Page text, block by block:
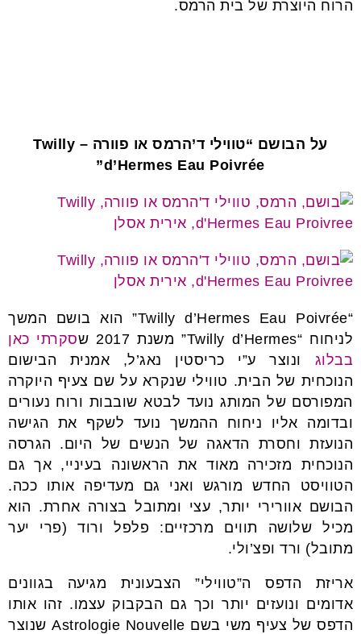
הרוח היוצרת של בית הרמס.
על הבושם “טווילי ד’הרמס או פוורה – Twilly
d’Hermes Eau Poivrée”
“Twilly d’Hermes Eau Poivrée” הוא בושם המשך
לניחוח “Twilly d’Hermes” משנת 2017 ש
סקרתי כאן
בבלוג ונוצר ע”י כריסטין נאג’ל, אמנית הבישום
הנוכחית של הבית. טווילי שנקרא על שם צעיף היוקרה
המפורסם של המותג נועד לבטא שובבות ורוח נעורים
ובדומה אליו ניחוח ההמשך נועד לשקף את הגישה
הנועזת וחסרת הדאגה של הנשים של היום. הגרסה
הנוכחית מזכירה מאוד את הראשונה בעיניי, אך גם
הטוויסט החדש מורגש ואני גם מעדיפה אותו ככה.
הבושם אוורירי יותר, עצי ומתובל בצורה אחרת. הוא
מכיל שלושה תווים מרכזיים: פלפל ורוד (פרי יער
מתובל) ורד ופצ’ולי.
אריזת הדפס ה”טווילי” הצבעונית מגיעה בגוונים
אדומים ונועזים יותר וכך גם הבקבוק עצמו. זהו אותו
הדפס של צעיף משי בשם Astrologie Nouvelle שנוצר